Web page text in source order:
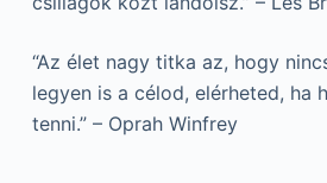
“Az élet nagy titka az, hogy
legyen is a célod, elérheted, ha
tenni.” – Oprah Winfrey